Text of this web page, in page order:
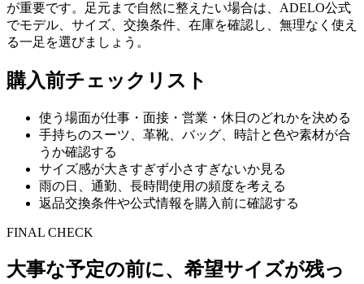
が重要です。足元まで自然に整えたい場合は、ADELO公式
でモデル、サイズ、交換条件、在庫を確認し、無理なく使え
る一足を選びましょう。
購入前チェックリスト
使う場面が仕事・面接・営業・休日のどれかを決める
手持ちのスーツ、革靴、バッグ、時計と色や素材が合
うか確認する
サイズ感が大きすぎず小さすぎないか見る
雨の日、通勤、長時間使用の頻度を考える
返品交換条件や公式情報を購入前に確認する
FINAL CHECK
大事な予定の前に、希望サイズが残っ